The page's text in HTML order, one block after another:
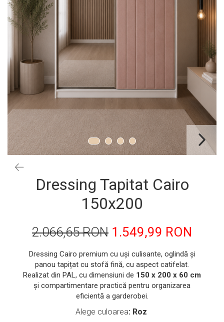
Dressing Tapitat Cairo
150x200
2.066,65 RON 1.549,99 RON
Dressing Cairo premium cu uși culisante, oglindă și
panou tapițat cu stofă fină, cu aspect catifelat.
Realizat din PAL, cu dimensiuni de 150 x 200 x 60 cm
și compartimentare practică pentru organizarea
eficientă a garderobei.
Alege culoarea: Roz